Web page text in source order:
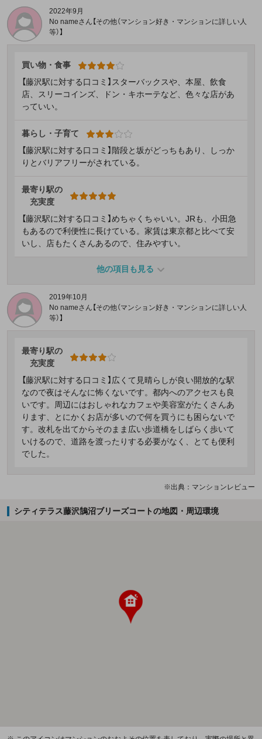
2022年9月
No nameさん【その他（マンション好き・マンションに詳しい人
等）】
買い物・食事
【藤沢駅に対する口コミ】スターバックスや、本屋、飲食
店、スリーコインズ、ドン・キホーテなど、色々な店があ
っていい。
暮らし・子育て
【藤沢駅に対する口コミ】階段と坂がどっちもあり、しっか
りとバリアフリーがされている。
最寄り駅の
充実度
【藤沢駅に対する口コミ】めちゃくちゃいい。JRも、小田急
もあるので利便性に長けている。家賃は東京都と比べて安
いし、店もたくさんあるので、住みやすい。
他の項目も見る
2019年10月
No nameさん【その他（マンション好き・マンションに詳しい人
等）】
最寄り駅の
充実度
【藤沢駅に対する口コミ】広くて見晴らしが良い開放的な駅
なので夜はそんなに怖くないです。都内へのアクセスも良
いです。周辺にはおしゃれなカフェや美容室がたくさんあ
ります、とにかくお店が多いので何を買うにも困らないで
す。改札を出てからそのまま広い歩道橋をしばらく歩いて
いけるので、道路を渡ったりする必要がなく、とても便利
でした。
※出典：マンションレビュー
シティテラス藤沢鵠沼ブリーズコートの地図・周辺環境